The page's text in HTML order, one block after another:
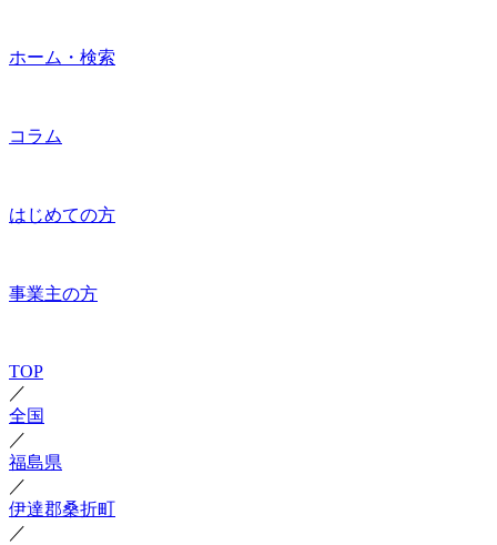
ホーム・検索
コラム
はじめての方
事業主の方
TOP
／
全国
／
福島県
／
伊達郡桑折町
／